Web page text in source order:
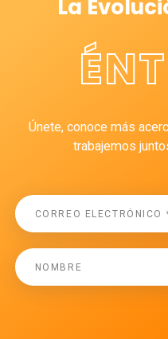
La
Únete, conoce más
trabajemos